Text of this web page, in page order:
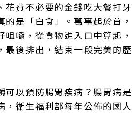
花費不必要的金錢吃大餐打牙
的是「白食」。萬事起於首，
咀嚼，從食物進入口中算起，
最後排出，結束一段完美的歷
可以預防腸胃疾病？腸胃病是
，衛生福利部每年公佈的國人